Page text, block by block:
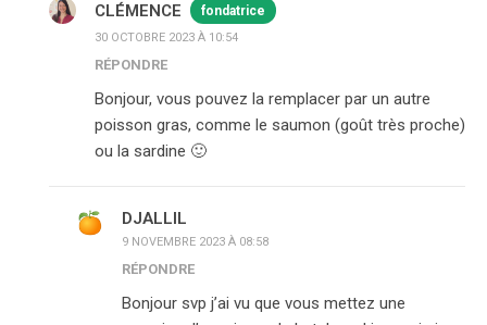
CLÉMENCE fondatrice
30 OCTOBRE 2023 À 10:54
RÉPONDRE
Bonjour, vous pouvez la remplacer par un autre
poisson gras, comme le saumon (goût très proche)
ou la sardine 🙂
DJALLIL
9 NOVEMBRE 2023 À 08:58
RÉPONDRE
Bonjour svp j’ai vu que vous mettez une